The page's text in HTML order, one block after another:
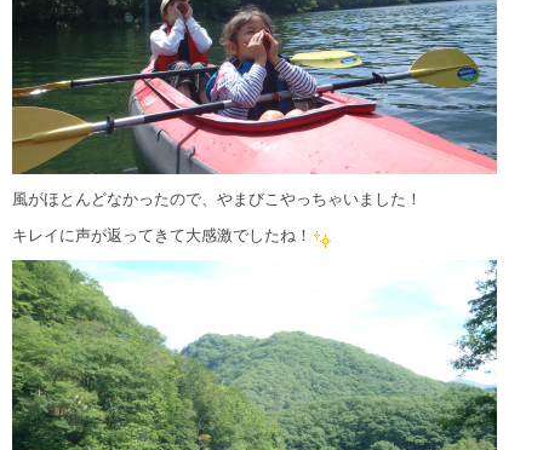
風がほとんどなかったので、やまびこやっちゃいました！
キレイに声が返ってきて大感激でしたね！